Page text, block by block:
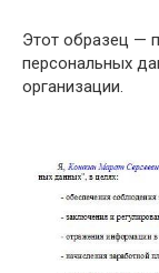
Этот образец —
персональных
организации.